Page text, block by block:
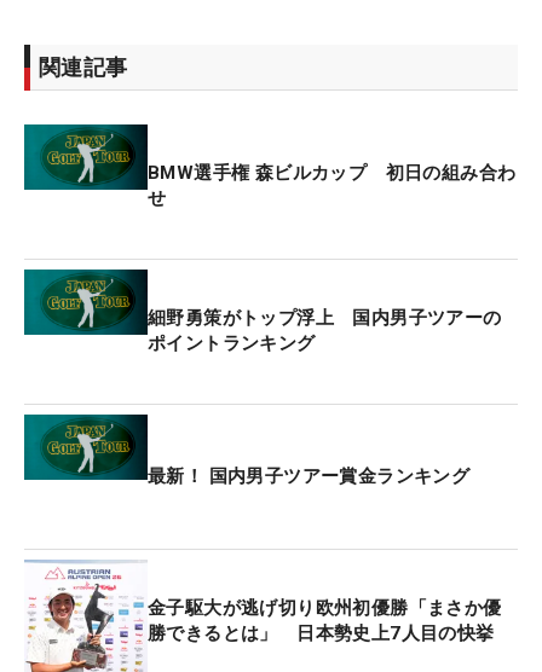
2週連続優勝かかる17年大会覇者のショーン・ノリ
大会覇者・比嘉一貴とラウンドする。
米澤蓮は勝俣陵、阿久津未来也と、片岡尚之は小平
賞金総額は1億5000円、優勝者には3000万円が贈ら
れる。
関連記事
BMW選手権 森ビルカップ 初日の組み合わ
せ
細野勇策がトップ浮上 国内男子ツアーの
ポイントランキング
最新！ 国内男子ツアー賞金ランキング
金子駆大が逃げ切り欧州初優勝「まさか優
勝できるとは」 日本勢史上7人目の快挙